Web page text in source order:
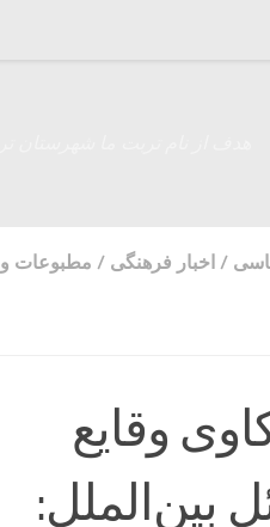
/ اخبار فرهنگی / مطبوعات و
وقایع
بین‌الملل: